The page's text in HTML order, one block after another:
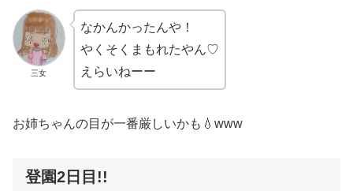
三女
なかんかったんや！
やくそくまもれたやん♡
えらいねーー
お姉ちゃんの目が一番厳しいかも💧www
登園2日目!!